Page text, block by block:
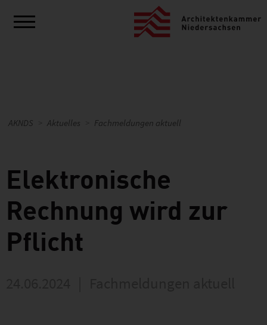
AKNDS Aktuelles Fachmeldungen aktuell
Elektronische
Rechnung wird zur
Pflicht